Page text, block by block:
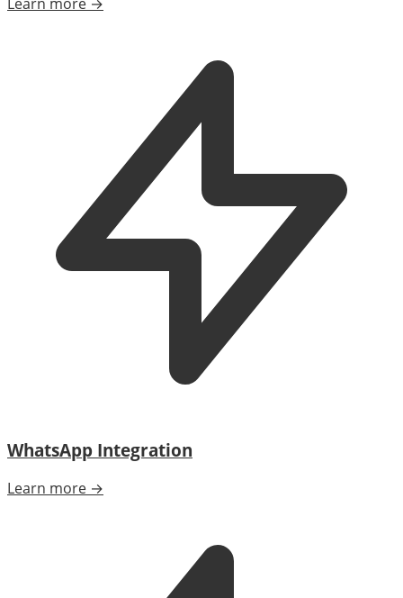
WhatsApp Integration
Learn more →